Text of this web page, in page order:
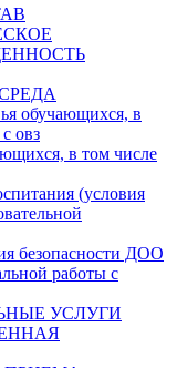
обучающихся, в
овз
в том числе
(условия
безопасности ДОО
работы с
УСЛУГИ